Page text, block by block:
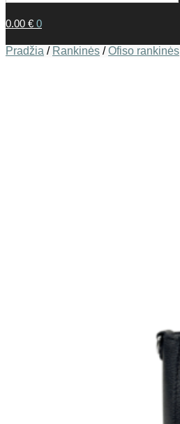
0.00 € 0
Pradžia / Rankinės /Ofiso rankinės